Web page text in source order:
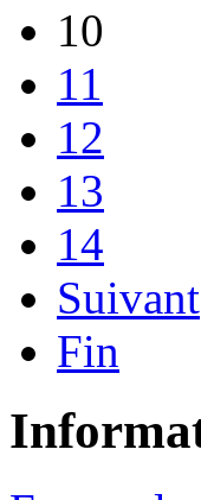
10
11
12
13
14
Suivant
Fin